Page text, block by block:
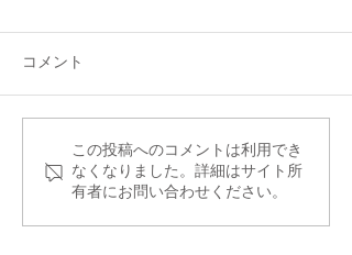
コメント
この投稿へのコメントは利用でき
なくなりました。詳細はサイト所
有者にお問い合わせください。